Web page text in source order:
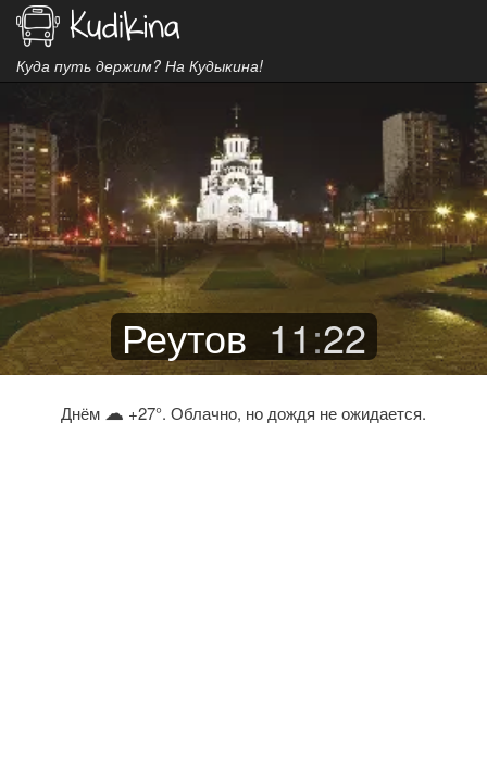
Куда путь держим? На Кудыкина!
Реутов 11:22
Днём ☁ +27°. Облачно, но дождя не ожидается.